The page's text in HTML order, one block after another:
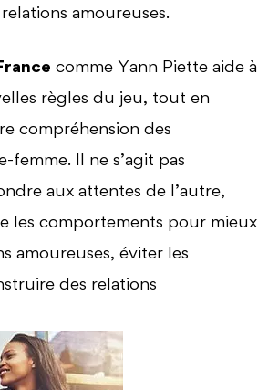
amoureuses.
comme Yann Piette aide à
règles du jeu, tout en
compréhension des
femme. Il ne s’agit pas
aux attentes de l’autre,
les comportements pour mieux
amoureuses, éviter les
des relations